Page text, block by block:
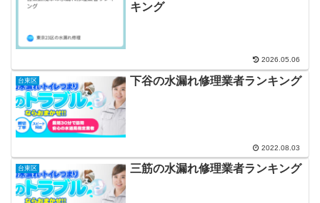
キング
2026.05.06
台東区 下谷の水漏れ修理業者ランキング
2022.08.03
台東区 三筋の水漏れ修理業者ランキング